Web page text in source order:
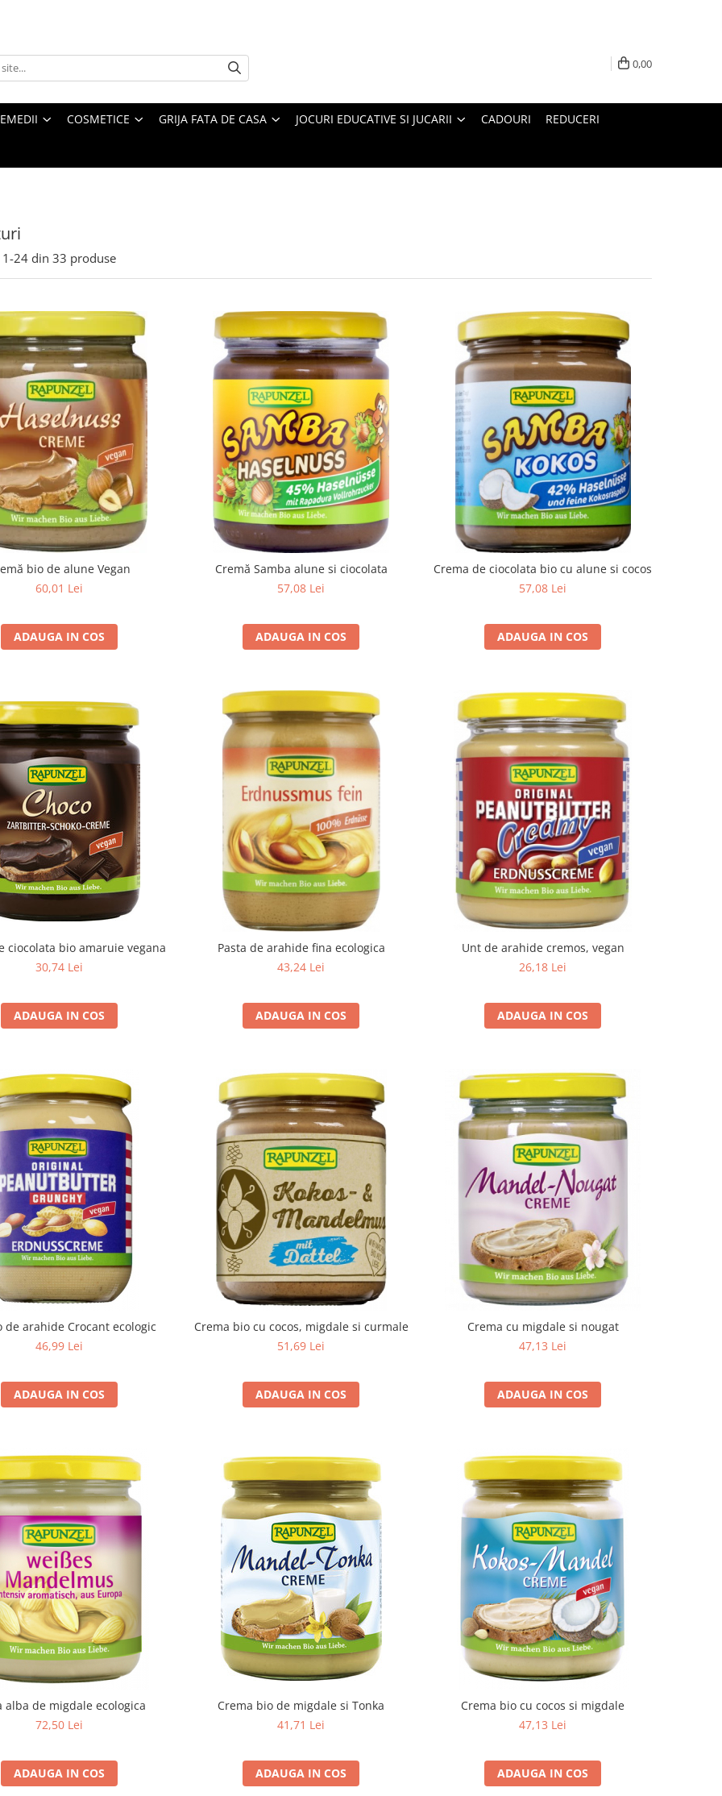
0,00
COSMETICE GRIJA FATA DE CASA JOCURI EDUCATIVE SI JUCARII CADOURI REDUCERI
1-24 din 33 produse
bio de alune Vegan
60,01 Lei
ADAUGA IN COS
Cremă Samba alune si ciocolata
57,08 Lei
ADAUGA IN COS
Crema de ciocolata bio cu alune si cocos
57,08 Lei
ADAUGA IN COS
ciocolata bio amaruie vegana
30,74 Lei
ADAUGA IN COS
Pasta de arahide fina ecologica
43,24 Lei
ADAUGA IN COS
Unt de arahide cremos, vegan
26,18 Lei
ADAUGA IN COS
de arahide Crocant ecologic
46,99 Lei
ADAUGA IN COS
Crema bio cu cocos, migdale si curmale
51,69 Lei
ADAUGA IN COS
Crema cu migdale si nougat
47,13 Lei
ADAUGA IN COS
alba de migdale ecologica
72,50 Lei
ADAUGA IN COS
Crema bio de migdale si Tonka
41,71 Lei
ADAUGA IN COS
Crema bio cu cocos si migdale
47,13 Lei
ADAUGA IN COS